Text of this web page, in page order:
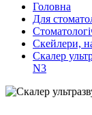
Головна
Для
Скейлери,
Скалер
N3